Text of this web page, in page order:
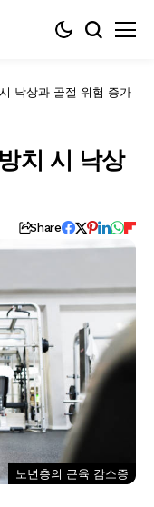
낙상과 골절 위험 증가
치 시 낙상
Share
노년층의 근육 감소증